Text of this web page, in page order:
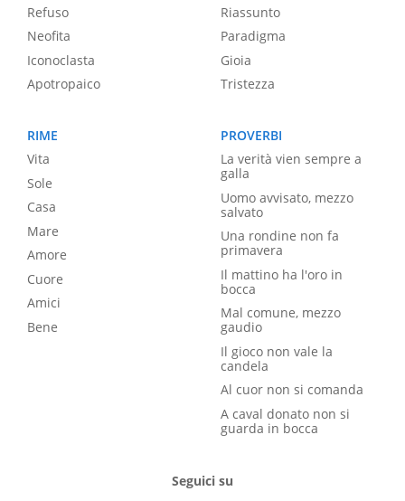
Refuso
Neofita
Iconoclasta
Apotropaico
Riassunto
Paradigma
Gioia
Tristezza
RIME
Vita
Sole
Casa
Mare
Amore
Cuore
Amici
Bene
PROVERBI
La verità vien sempre a
galla
Uomo avvisato, mezzo
salvato
Una rondine non fa
primavera
Il mattino ha l'oro in
bocca
Mal comune, mezzo
gaudio
Il gioco non vale la
candela
Al cuor non si comanda
A caval donato non si
guarda in bocca
Seguici su